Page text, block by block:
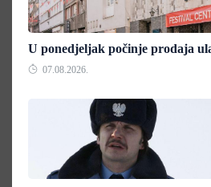
U ponedjeljak počinje prodaja
07.08.2026.